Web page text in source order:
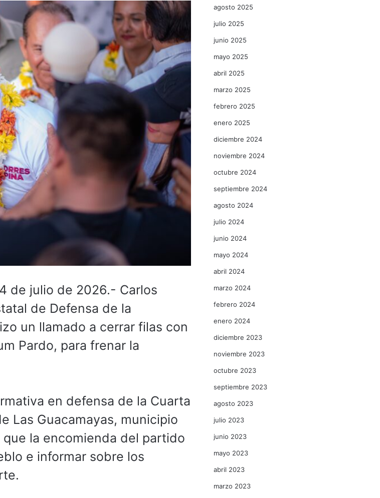
de julio de 2026.- Carlos
de Defensa de la
un llamado a cerrar filas con
Pardo, para frenar la
en defensa de la Cuarta
Las Guacamayas, municipio
la encomienda del partido
e informar sobre los
agosto 2025
julio 2025
junio 2025
mayo 2025
abril 2025
marzo 2025
febrero 2025
enero 2025
diciembre 2024
noviembre 2024
octubre 2024
septiembre 2024
agosto 2024
julio 2024
junio 2024
mayo 2024
abril 2024
marzo 2024
febrero 2024
enero 2024
diciembre 2023
noviembre 2023
octubre 2023
septiembre 2023
agosto 2023
julio 2023
junio 2023
mayo 2023
abril 2023
marzo 2023